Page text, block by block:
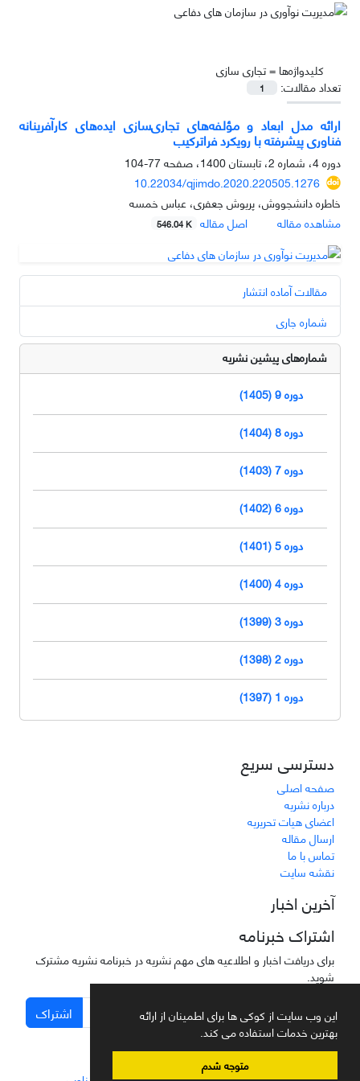
این وب سایت از کوکی ها برای اطمینان از ارائه
بهترین خدمات استفاده می کند.
متوجه شدم
کلیدواژه‌ها =تجاری سازی
تعداد مقالات:
1
ارائه مدل ابعاد و مؤلفه‌های تجاری‌سازی ایده‌های کارآفرینانه
فناوری پیشرفته با رویکرد فراترکیب
دوره 4، شماره 2، تابستان 1400، صفحه
77-104
10.22034/qjimdo.2020.220505.1276
خاطره دانشجووش، پریوش جعفری، عباس خمسه
مشاهده مقاله
اصل مقاله 546.04 K
مقالات آماده انتشار
شماره جاری
شماره‌های پیشین نشریه
دوره 9 (1405)
دوره 8 (1404)
دوره 7 (1403)
دوره 6 (1402)
دوره 5 (1401)
دوره 4 (1400)
دوره 3 (1399)
دوره 2 (1398)
دوره 1 (1397)
دسترسی سریع
صفحه اصلی
درباره نشریه
اعضای هیات تحریریه
ارسال مقاله
تماس با ما
نقشه سایت
آخرین اخبار
اشتراک خبرنامه
برای دریافت اخبار و اطلاعیه های مهم نشریه در خبرنامه نشریه مشترک
شوید.
اشتراک